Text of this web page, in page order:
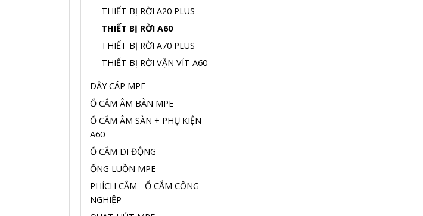
THIẾT BỊ RỜI A20 PLUS
THIẾT BỊ RỜI A60
THIẾT BỊ RỜI A70 PLUS
THIẾT BỊ RỜI VẶN VÍT A60
DÂY CÁP MPE
Ổ CẮM ÂM BÀN MPE
Ổ CẮM ÂM SÀN + PHỤ KIỆN
A60
Ổ CẮM DI ĐỘNG
ỐNG LUỒN MPE
PHÍCH CẮM - Ổ CẮM CÔNG
NGHIỆP